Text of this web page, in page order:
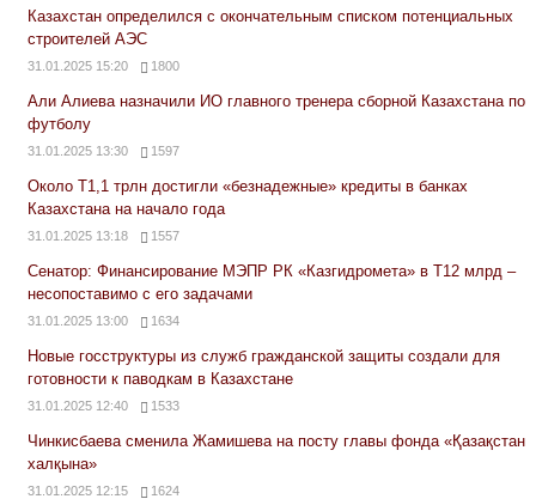
Казахстан определился с окончательным списком потенциальных
строителей АЭС
31.01.2025 15:20 1800
Али Алиева назначили ИО главного тренера сборной Казахстана по
футболу
31.01.2025 13:30 1597
Около Т1,1 трлн достигли «безнадежные» кредиты в банках
Казахстана на начало года
31.01.2025 13:18 1557
Сенатор: Финансирование МЭПР РК «Казгидромета» в Т12 млрд –
несопоставимо с его задачами
31.01.2025 13:00 1634
Новые госструктуры из служб гражданской защиты создали для
готовности к паводкам в Казахстане
31.01.2025 12:40 1533
Чинкисбаева сменила Жамишева на посту главы фонда «Қазақстан
халқына»
31.01.2025 12:15 1624